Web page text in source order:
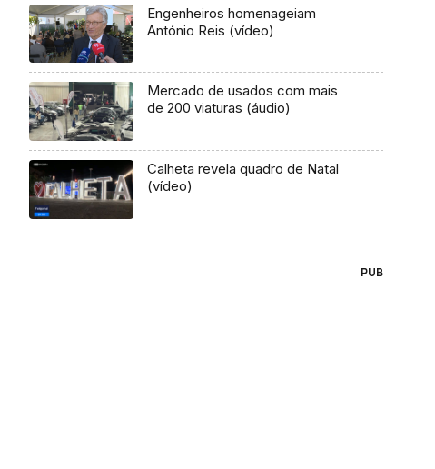
Engenheiros homenageiam
António Reis (vídeo)
Mercado de usados com mais
de 200 viaturas (áudio)
Calheta revela quadro de Natal
(vídeo)
PUB